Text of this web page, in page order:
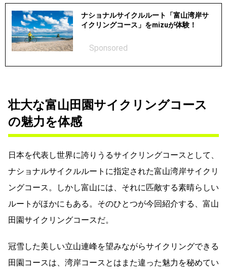
ナショナルサイクルルート「富山湾岸サ
イクリングコース」をmizuが体験！
Sponsored
壮大な富山田園サイクリングコース
の魅力を体感
日本を代表し世界に誇りうるサイクリングコースとして、
ナショナルサイクルルートに指定された富山湾岸サイクリ
ングコース。しかし富山には、それに匹敵する素晴らしい
ルートがほかにもある。そのひとつが今回紹介する、富山
田園サイクリングコースだ。
冠雪した美しい立山連峰を望みながらサイクリングできる
田園コースは、湾岸コースとはまた違った魅力を秘めてい